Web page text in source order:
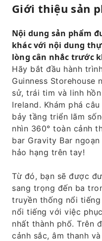
Giới thiệu sản
Nội dung sản phẩm
khác với nội dung
lòng cân nhắc trước
Hãy bắt đầu hành
Guinness Storehouse
sử, trái tim và linh
Ireland. Khám phá
bảy tầng triển lãm
nhìn 360° toàn cảnh
bar Gravity Bar
hảo hạng trên tay!
Từ đó, bạn sẽ được
sang trọng đến ba
truyền thống nổi
nổi tiếng với việc
nhất thành phố. Trên
cảnh sắc, âm thanh